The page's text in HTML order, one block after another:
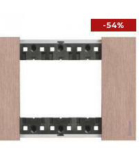
-54%